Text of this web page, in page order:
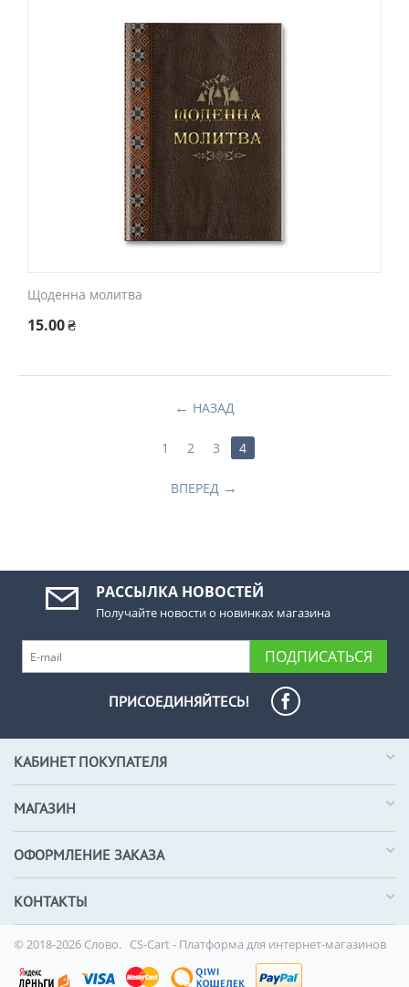
Щоденна молитва
15.00₴
НАЗАД
1 2 3 4
ВПЕРЕД
РАССЫЛКА НОВОСТЕЙ
Получайте новости о новинках магазина
ПОДПИСАТЬСЯ
ПРИСОЕДИНЯЙТЕСЬ!
КАБИНЕТ ПОКУПАТЕЛЯ
МАГАЗИН
ОФОРМЛЕНИЕ ЗАКАЗА
КОНТАКТЫ
© 2018-2026 Слово. CS-Cart - Платформа для интернет-магазинов